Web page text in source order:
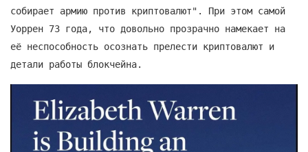
собирает армию против криптовалют". При этом самой
Уоррен 73 года, что довольно прозрачно намекает на
её неспособность осознать прелести криптовалют и
детали работы блокчейна.